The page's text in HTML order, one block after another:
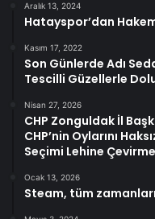
Aralık 13, 2024
Hatayspor’dan
Kasım 17, 2022
Son Günlerde Adı
Tescilli Güzellerle
Nisan 27, 2026
CHP Zonguldak İl
CHP’nin Oylarını
Seçimi Lehine
Ocak 13, 2026
Steam, tüm